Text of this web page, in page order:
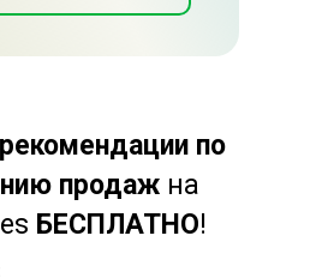
рекомендации по
продажна
БЕСПЛАТНО!